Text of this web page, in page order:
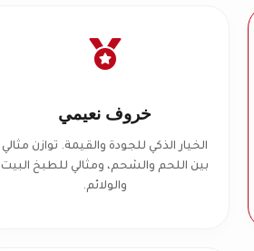
خروف نعيمي
الخيار الذكي للجودة والقيمة. توازن مثالي
بين اللحم والشحم، ومثالي للطبخ البيت
والولائم.